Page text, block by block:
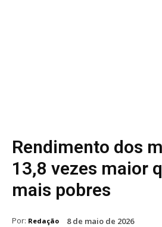
Rendimento dos
13,8 vezes maior
mais pobres
Por: Redação 8 de maio de 2026